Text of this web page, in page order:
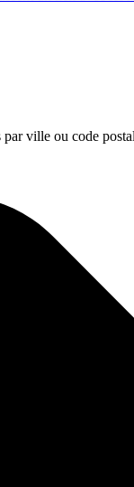
par ville ou code postal